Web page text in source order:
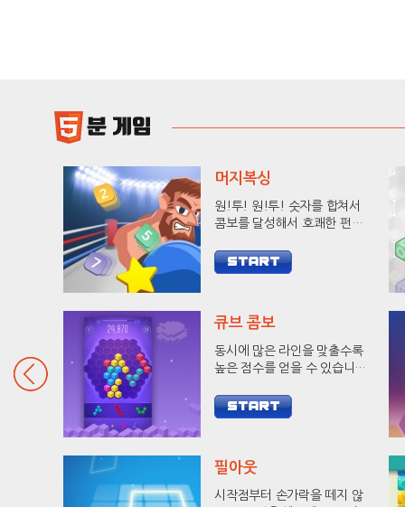
머지복싱
원!투! 원!투! 숫자를 합쳐서
콤보를 달성해서 호쾌한 펀치
큐브 콤보
동시에 많은 라인을 맞출수록
높은 점수를 얻을 수 있습니다.
도전해 보세요.
필아웃
시작점부터 손가락을 떼지 않